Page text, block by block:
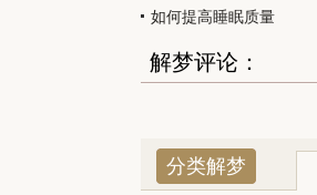
如何提高睡眠质量
解梦评论：
分类解梦